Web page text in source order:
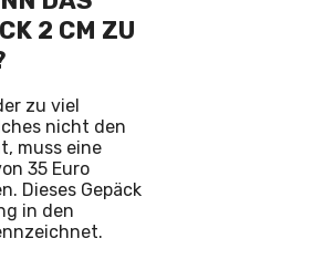
2 CM ZU
zu viel
nicht den
muss eine
35 Euro
Dieses Gepäck
in den